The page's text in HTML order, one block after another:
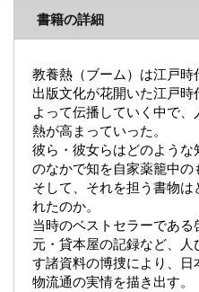
書籍の詳細
教養熱（ブーム）は江戸時
出版文化が花開いた江戸
よって伝播していく中で
熱が高まっていった。
彼ら・彼女らはどのよう
のなかで知を自家薬籠中の
そして、それを担う書物
れたのか。
当時のベストセラーであ
元・貸本屋の記録など、
す諸資料の博捜により、
物流通の実情を描き出す。